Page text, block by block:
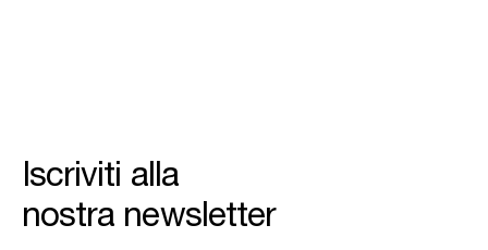
Iscriviti alla
nostra newsletter